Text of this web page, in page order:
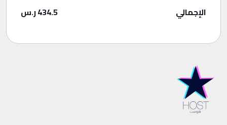
الإجمالي 434.5ر.س